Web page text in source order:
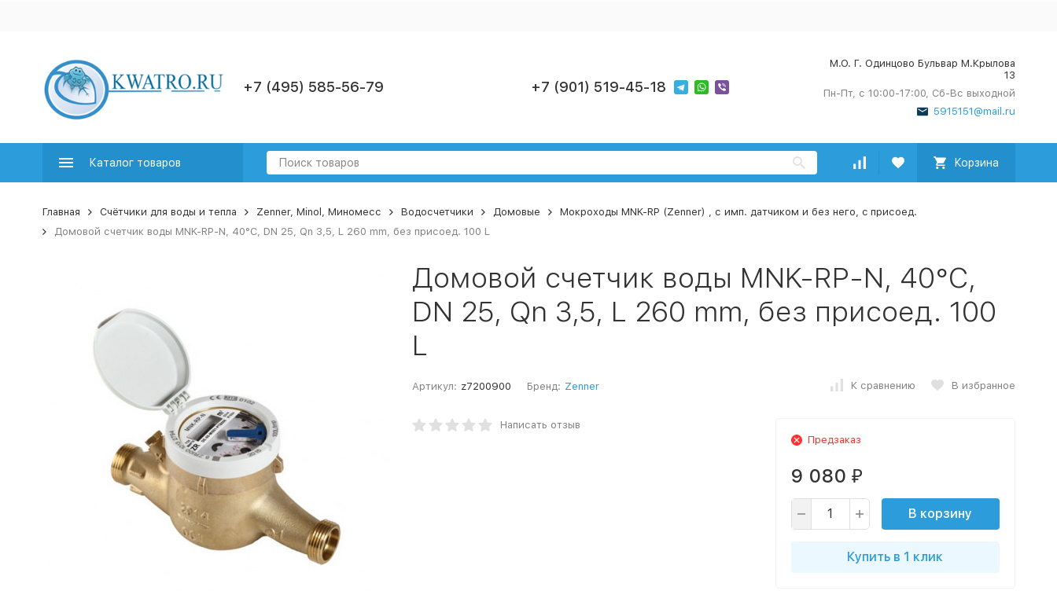
+7 (495) 585-56-79 +7 (901) 519-45-18
М.О. Г. Одинцово Бульвар М.Крылова
13
Пн-Пт, с 10:00-17:00, Сб-Вс выходной
5915151@mail.ru
Каталог товаров Корзина
Главная Счётчики для воды и тепла Zenner, Minol, Миномесс Водосчетчики Домовые
Мокроходы MNK-RP (Zenner) , с имп. датчиком и без него, c присоед.
Домовой счетчик воды MNK-RP-N, 40°C, DN 25, Qn 3,5, L 260 mm, без присоед. 100 L
Домовой счетчик воды MNK-RP-N, 40°C,
DN 25, Qn 3,5, L 260 mm, без присоед. 100
L
Артикул: z7200900 Бренд: Zenner К сравнению В избранное
Написать отзыв
Предзаказ
9 080 ₽
В корзину
Купить в 1 клик